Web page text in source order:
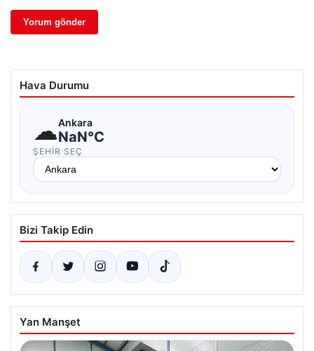
Hava Durumu
☁Ankara
NaN°C
ŞEHIR SEÇ
Bizi Takip Edin
Yan Manşet